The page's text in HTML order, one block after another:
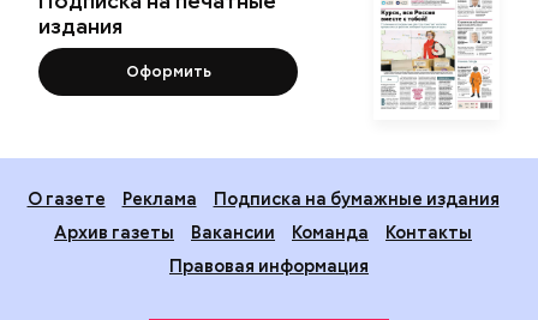
издания
Оформить
О газете Реклама
Подписка на бумажные издания
Архив газеты
Вакансии Команда
Контакты
Правовая информация